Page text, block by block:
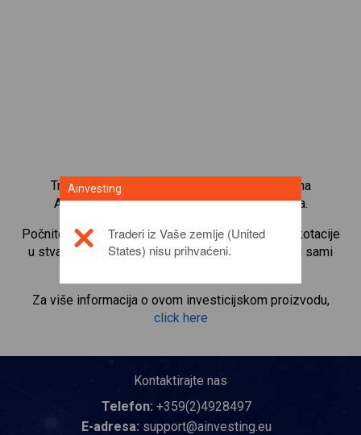
Trgujte s više od 1000 međunarodnih udjela na
Ainvesting platformi za trgovanje CFD-ovima.
Počnite trgovati CFD-ovima naSAP SE. Primajte kotacije
u stvarnom vremenu i primajte dividende kao da i sami
Za više informacija o ovom investicijskom proizvodu,
click here
Kontaktirajte nas
Telefon: +359(2)4928497
E-adresa: support@ainvesting.eu
Ainvesting
Traderi iz Vaše zemlje (United
States) nisu prihvaćeni.